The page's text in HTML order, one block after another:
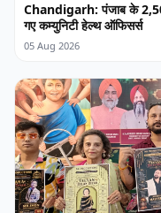
Chandigarh: पंजाब के
गए कम्युनिटी हेल्थ ऑफिसर्स
05 Aug 2026